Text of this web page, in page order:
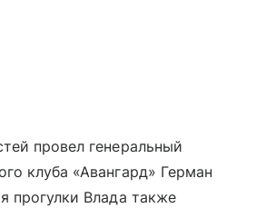
провел генеральный
клуба «Авангард» Герман
прогулки Влада также